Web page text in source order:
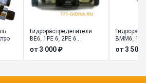
Гидрораспределители
ВЕ6, 1РЕ 6, 2РЕ 6
(Ду=6мм) золотниковые
от 3 000 ₽
ВММ6,
от 3 500